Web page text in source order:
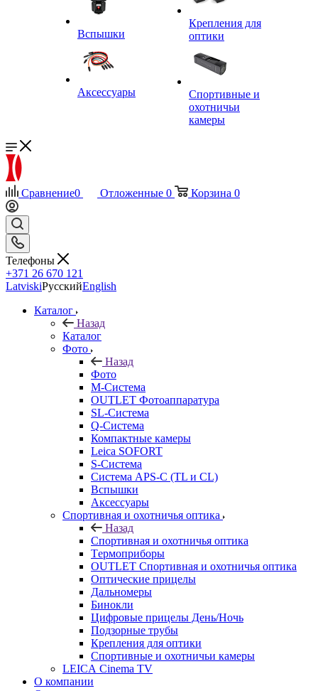
Вспышки
Аксессуары
Крепления для
оптики
Спортивные и
охотничьи
камеры
Сравнение0 Отложенные 0 Корзина 0
Телефоны
+371 26 670 121
LatviskiРусскийEnglish
Каталог
Назад
Каталог
Фото
Назад
Фото
M-Система
OUTLET Фотоаппаратура
SL-Система
Q-Cистема
Компактные камеры
Leica SOFORT
S-Система
Система APS-C (TL и CL)
Вспышки
Аксессуары
Спортивная и охотничья оптика
Назад
Спортивная и охотничья оптика
Tермоприборы
OUTLET Спортивная и охотничья оптика
Оптические прицелы
Дальномеры
Бинокли
Цифровые прицелы День/Ночь
Подзорные трубы
Крепления для оптики
Спортивные и охотничьи камеры
LEICA Cinema TV
О компании